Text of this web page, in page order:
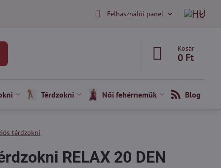
Felhasználói panel
Kosár
0 Ft
Térdzokni Női fehérneműk Blog
térdzokni
RELAX 20 DEN